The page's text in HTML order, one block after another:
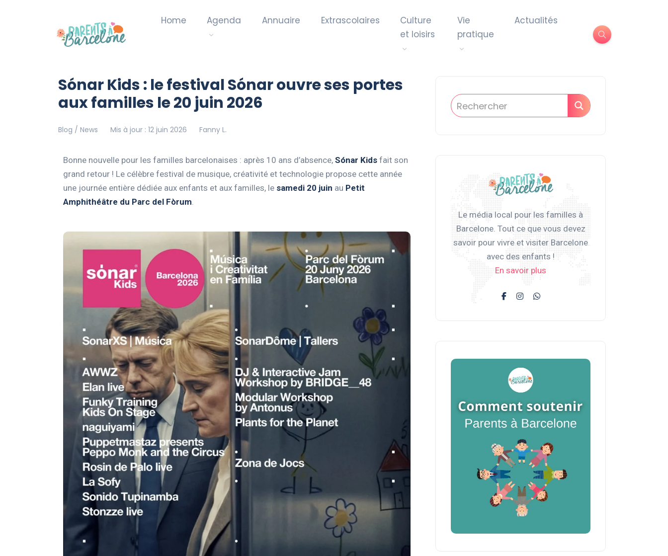
Home Agenda Annuaire Extrascolaires
Culture
et loisirs
Vie
pratique
Actualités
Sónar Kids : le festival Sónar ouvre ses portes
aux familles le 20 juin 2026
Blog / News Mis à jour : 12 juin 2026 Fanny L.
Bonne nouvelle pour les familles barcelonaises : après 10 ans d’absence, Sónar Kids fait son
grand retour ! Le célèbre festival de musique, créativité et technologie propose cette année
une journée entière dédiée aux enfants et aux familles, le samedi 20 juin au Petit
Amphithéâtre du Parc del Fòrum.
Le média local pour les familles à
Barcelone. Tout ce que vous devez
savoir pour vivre et visiter Barcelone
avec des enfants !
En savoir plus